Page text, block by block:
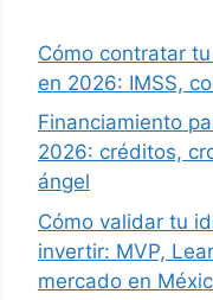
Cómo contratar
en 2026: IMSS,
Financiamiento
2026: créditos,
ángel
Cómo validar tu
invertir: MVP,
mercado en